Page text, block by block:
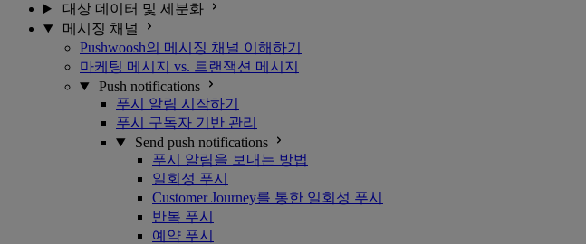
대상 데이터 및 세분화
메시징 채널
Pushwoosh의 메시징 채널 이해하기
마케팅 메시지 vs. 트랜잭션 메시지
Push notifications
푸시 알림 시작하기
푸시 구독자 기반 관리
Send push notifications
푸시 알림을 보내는 방법
일회성 푸시
Customer Journey를 통한 일회성 푸시
반복 푸시
예약 푸시